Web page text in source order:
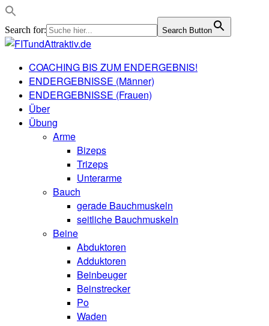
Search for: Search Button
COACHING BIS ZUM ENDERGEBNIS!
ENDERGEBNISSE (Männer)
ENDERGEBNISSE (Frauen)
Über
Übung
Arme
Bizeps
Trizeps
Unterarme
Bauch
gerade Bauchmuskeln
seitliche Bauchmuskeln
Beine
Abduktoren
Adduktoren
Beinbeuger
Beinstrecker
Po
Waden